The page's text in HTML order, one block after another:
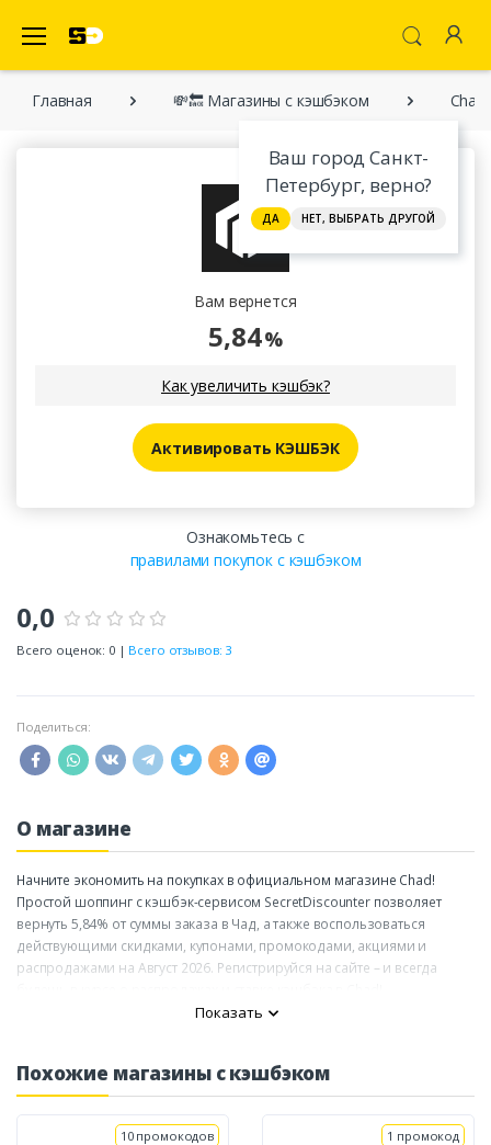
Ваш город Санкт-
Петербург, верно?
ДА НЕТ, ВЫБРАТЬ ДРУГОЙ
Главная 💸🔙 Магазины с кэшбэком Chad
Вам вернется
5,84%
Как увеличить кэшбэк?
Активировать КЭШБЭК
Ознакомьтесь с
правилами покупок с кэшбэком
0,0
Всего оценок: 0 | Всего отзывов: 3
Поделиться:
О магазине
Начните экономить на покупках в официальном магазине Chad!
Простой шоппинг с кэшбэк-сервисом SecretDiscounter позволяет
вернуть 5,84% от суммы заказа в Чад, а также воспользоваться
действующими скидками, купонами, промокодами, акциями и
распродажами на Август 2026. Регистрируйся на сайте – и всегда
Показать
Похожие магазины с кэшбэком
10 промокодов 1 промокод